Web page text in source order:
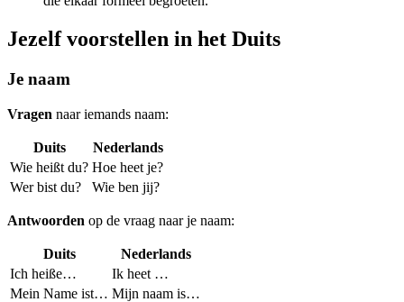
Jezelf voorstellen in het Duits
Je naam
Vragen naar iemands naam:
Duits
Nederlands
Wie heißt du? Hoe heet je?
Wer bist du?
Wie ben jij?
Antwoorden op de vraag naar je naam:
Duits
Nederlands
Ich heiße…
Ik heet …
Mein Name ist… Mijn naam is…